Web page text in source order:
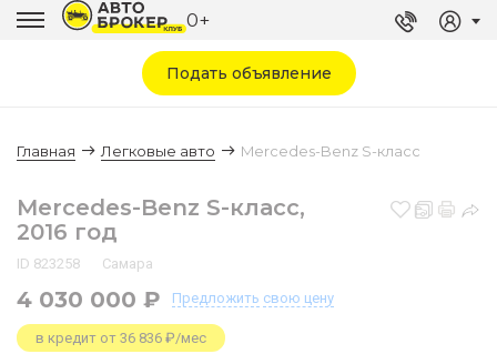
0+
Подать объявление
Главная Легковые авто Mercedes-Benz S-класс
Mercedes-Benz S-класс,
2016 год
ID 823258 Самара
4 030 000 ₽ Предложить свою цену
в кредит от 36 836 ₽/мес